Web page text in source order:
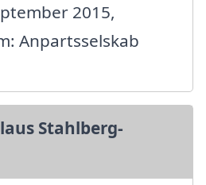
2015,
Anpartsselskab
Stahlberg-